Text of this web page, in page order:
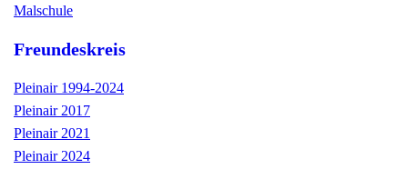
Malschule
Freundeskreis
Pleinair 1994-2024
Pleinair 2017
Pleinair 2021
Pleinair 2024